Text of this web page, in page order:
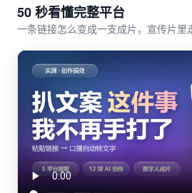
50 秒看懂完整平台
一条链接怎么变成一支成片，宣传片里